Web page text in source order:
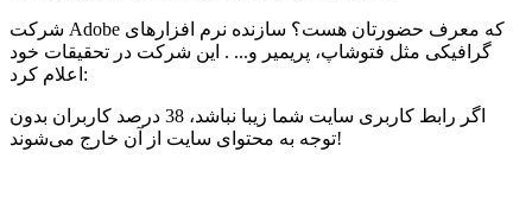
شرکت Adobe که معرف حضورتان هست؟ سازنده نرم افزارهای
گرافیکی مثل فتوشاپ، پریمیر و... . این شرکت در تحقیقات خود
اعلام کرد:
اگر رابط کاربری سایت شما زیبا نباشد، 38 درصد کاربران بدون
توجه به محتوای سایت از آن خارج می‌شوند!